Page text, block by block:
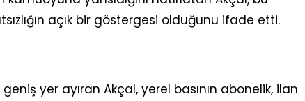
açık bir göstergesi olduğunu ifade etti.
yer ayıran Akçal, yerel basının abonelik, ilan